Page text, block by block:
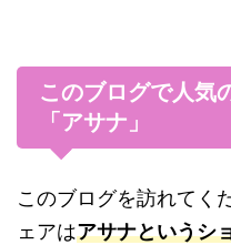
このブログで人気
「アサナ」
このブログを訪れてく
ェアはアサナというシ